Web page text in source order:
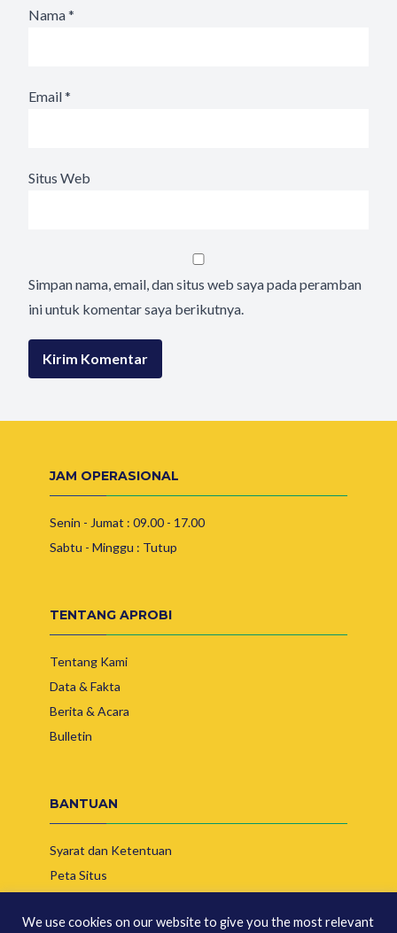
Nama*
Email*
Situs Web
Simpan nama, email, dan situs web saya pada peramban
ini untuk komentar saya berikutnya.
JAM OPERASIONAL
Senin - Jumat : 09.00 - 17.00
Sabtu - Minggu : Tutup
TENTANG APROBI
Tentang Kami
Data & Fakta
Berita & Acara
Bulletin
BANTUAN
Syarat dan Ketentuan
Peta Situs
We use cookies on our website to give you the most relevant